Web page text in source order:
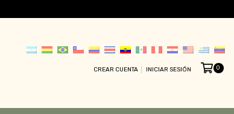
CREAR CUENTA INICIAR SESIÓN 0